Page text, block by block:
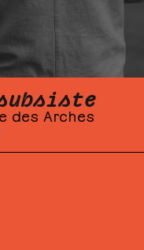
des Arches